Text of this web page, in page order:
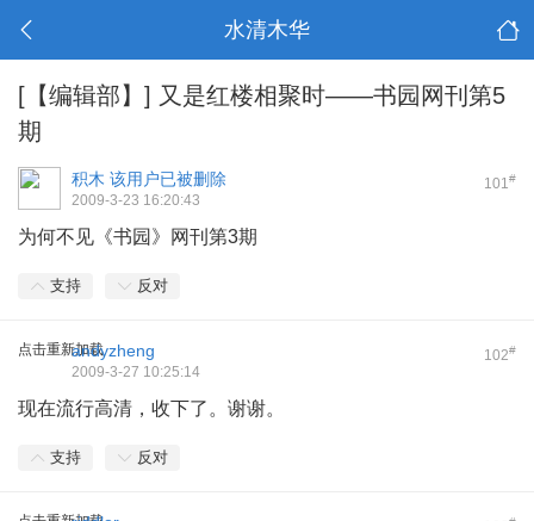
水清木华
[【编辑部】] 又是红楼相聚时——书园网刊第5
期
101#
积木 该用户已被删除
2009-3-23 16:20:43
为何不见《书园》网刊第3期
支持 反对
点击重新加载 102#
andyzheng
2009-3-27 10:25:14
现在流行高清，收下了。谢谢。
支持 反对